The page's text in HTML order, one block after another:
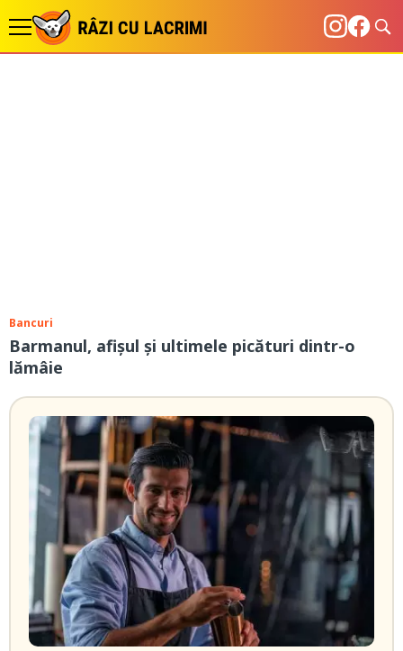
Bancuri
Barmanul, afișul și ultimele picături dintr-o
lămâie